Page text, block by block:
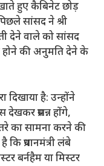
हुए कैबिनेट छोड़
सांसद ने श्री
देने वाले को सांसद
होने की अनुमति देने के
दिखाया है: उन्होंने
प्रसन्न होंगे,
का सामना करने की
प्रधानमंत्री लंबे
बर्नहैम या मिस्टर